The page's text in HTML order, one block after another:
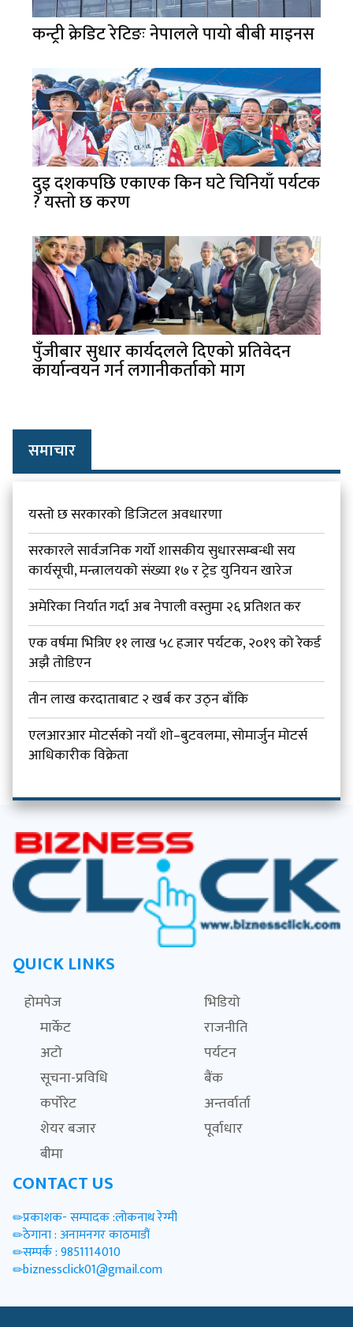
कन्ट्री क्रेडिट रेटिङः नेपालले पायो बीबी माइनस
दुइ दशकपछि एकाएक किन घटे चिनियाँ पर्यटक
? यस्तो छ करण
पुँजीबार सुधार कार्यदलले दिएको प्रतिवेदन
कार्यान्वयन गर्न लगानीकर्ताको माग
समाचार
यस्तो छ सरकारको डिजिटल अवधारणा
सरकारले सार्वजनिक गर्यो शासकीय सुधारसम्बन्धी सय
कार्यसूची, मन्त्रालयको संख्या १७ र ट्रेड युनियन खारेज
अमेरिका निर्यात गर्दा अब नेपाली वस्तुमा २६ प्रतिशत कर
एक वर्षमा भित्रिए ११ लाख ५८ हजार पर्यटक, २०१९ को रेकर्ड
अझै तोडिएन
तीन लाख करदाताबाट २ खर्ब कर उठ्न बाँकि
एलआरआर मोटर्सको नयाँ शो–बुटवलमा, सोमार्जुन मोटर्स
आधिकारीक विक्रेता
QUICK LINKS
होमपेज
भिडियो
मार्केट
राजनीति
अटो
पर्यटन
सूचना-प्रविधि
बैंक
कर्पोरेट
अन्तर्वार्ता
शेयर बजार
पूर्वाधार
बीमा
CONTACT US
प्रकाशक- सम्पादक :लोकनाथ रेग्मी
ठेगाना : अनामनगर काठमाडौं
सम्पर्क : 9851114010
biznessclick01@gmail.com